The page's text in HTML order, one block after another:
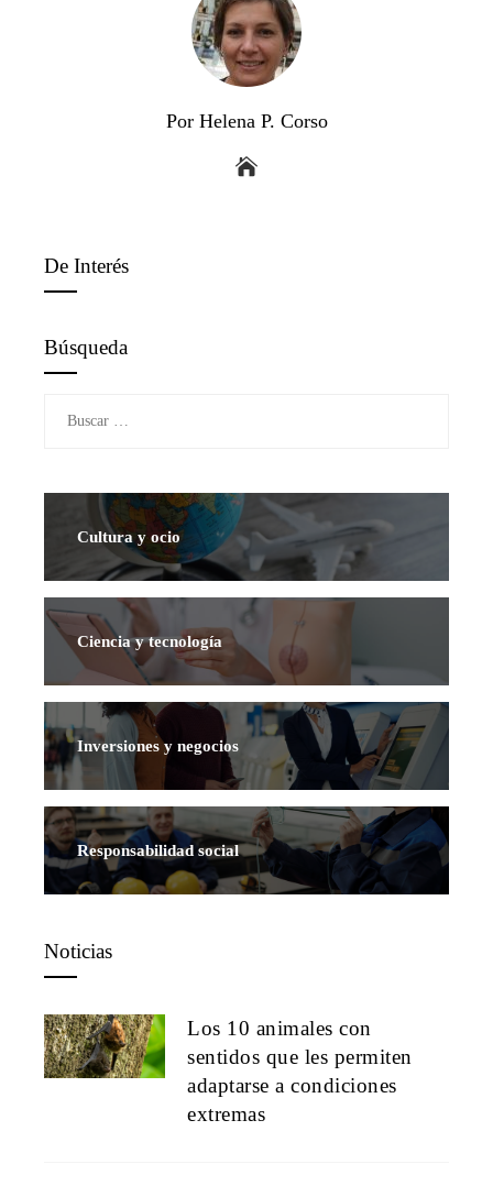
Por Helena P. Corso
De Interés
Búsqueda
Cultura y ocio
Ciencia y tecnología
Inversiones y negocios
Responsabilidad social
Noticias
Los 10 animales con
sentidos que les permiten
adaptarse a condiciones
extremas